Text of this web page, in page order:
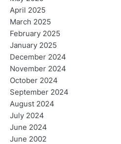
April 2025
March 2025
February 2025
January 2025
December 2024
November 2024
October 2024
September 2024
August 2024
July 2024
June 2024
June 2002